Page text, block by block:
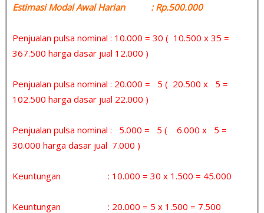
Estimasi Modal Awal Harian : Rp.500.000
Penjualan pulsa nominal : 10.000 = 30 ( 10.500 x 35 =
367.500 harga dasar jual 12.000 )
Penjualan pulsa nominal : 20.000 = 5 ( 20.500 x 5 =
102.500 harga dasar jual 22.000 )
Penjualan pulsa nominal : 5.000 = 5 ( 6.000 x 5 =
30.000 harga dasar jual 7.000 )
Keuntungan : 10.000 = 30 x 1.500 = 45.000
Keuntungan : 20.000 = 5 x 1.500 = 7.500